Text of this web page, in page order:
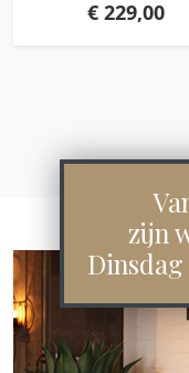
€229,00
zijn
Dinsdag